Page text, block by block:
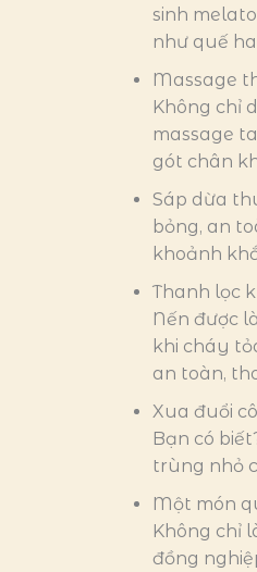
sinh
như quế
Massage
Không chỉ
massage
gót chân
Sáp dừa
bỏng, an
khoảnh
Thanh lọc
Nến được
khi cháy
an toàn,
Xua đuổi
Bạn có
trùng nhỏ
Một món
Không chỉ
đồng